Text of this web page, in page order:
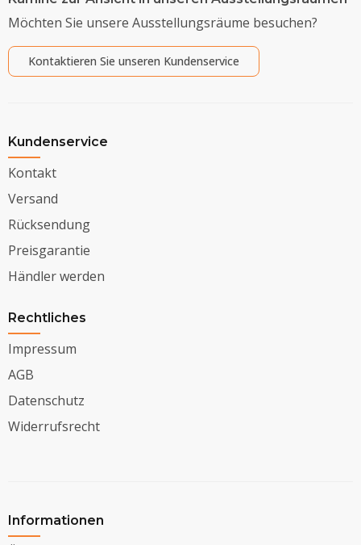
Möchten Sie unsere Ausstellungsräume besuchen?
Kontaktieren Sie unseren Kundenservice
Kundenservice
Kontakt
Versand
Rücksendung
Preisgarantie
Händler werden
Rechtliches
Impressum
AGB
Datenschutz
Widerrufsrecht
Informationen